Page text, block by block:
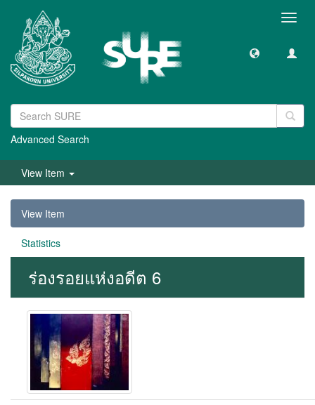
Advanced Search
View Item
View Item
Statistics
ร่องรอยแห่งอดีต 6